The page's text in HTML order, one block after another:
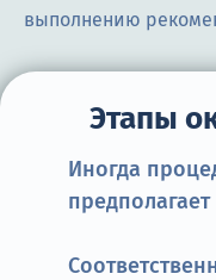
выполнению
Этапы
Иногда